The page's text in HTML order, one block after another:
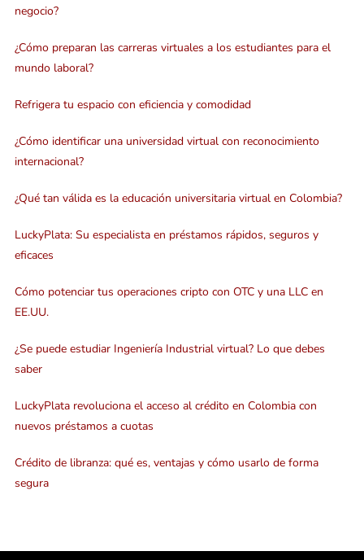
negocio?
¿Cómo preparan las carreras virtuales a los estudiantes para el
mundo laboral?
Refrigera tu espacio con eficiencia y comodidad
¿Cómo identificar una universidad virtual con reconocimiento
internacional?
¿Qué tan válida es la educación universitaria virtual en Colombia?
LuckyPlata: Su especialista en préstamos rápidos, seguros y
eficaces
Cómo potenciar tus operaciones cripto con OTC y una LLC en
EE.UU.
¿Se puede estudiar Ingeniería Industrial virtual? Lo que debes
saber
LuckyPlata revoluciona el acceso al crédito en Colombia con
nuevos préstamos a cuotas
Crédito de libranza: qué es, ventajas y cómo usarlo de forma
segura